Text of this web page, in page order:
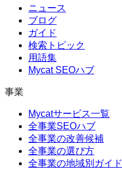
ニュース
ブログ
ガイド
検索トピック
用語集
Mycat SEOハブ
事業
Mycatサービス一覧
全事業SEOハブ
全事業の改善候補
全事業の選び方
全事業の地域別ガイド